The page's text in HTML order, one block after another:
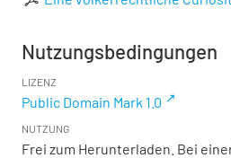
Nutzungsbedingungen
LIZENZ
Public Domain Mark 1.0
NUTZUNG
Frei zum Herunterladen. Bei